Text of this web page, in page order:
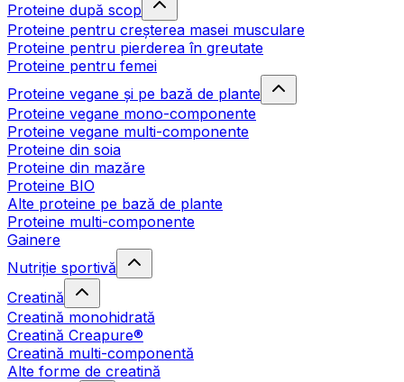
Proteine după scop
Proteine pentru creșterea masei musculare
Proteine pentru pierderea în greutate
Proteine pentru femei
Proteine vegane și pe bază de plante
Proteine vegane mono-componente
Proteine vegane multi-componente
Proteine din soia
Proteine din mazăre
Proteine BIO
Alte proteine pe bază de plante
Proteine multi-componente
Gainere
Nutriție sportivă
Creatină
Creatină monohidrată
Creatină Creapure®
Creatină multi-componentă
Alte forme de creatină